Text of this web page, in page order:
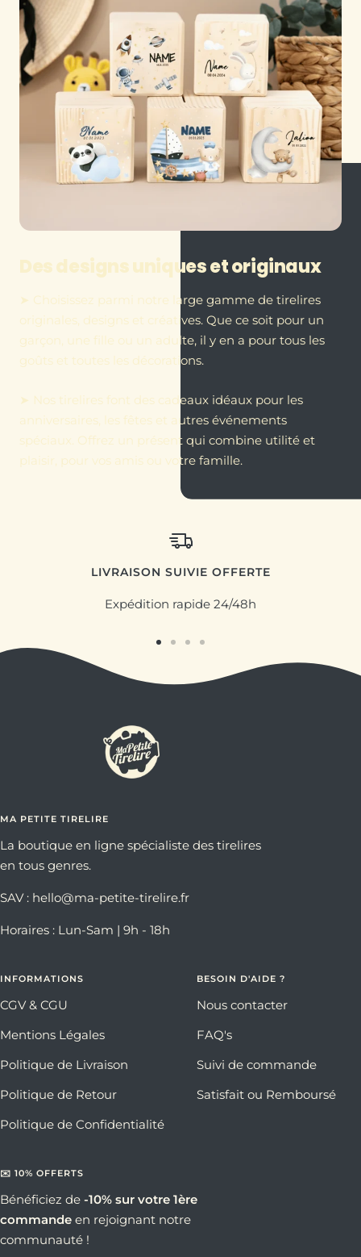
Des designs uniques et originaux
➤ Choisissez parmi notre large gamme de tirelires
originales, designs et créatives. Que ce soit pour un
garçon, une fille ou un adulte, il y en a pour tous les
goûts et toutes les décorations.
➤ Nos tirelires font des cadeaux idéaux pour les
anniversaires, les fêtes et autres événements
spéciaux. Offrez un présent qui combine utilité et
plaisir, pour vos amis ou votre famille.
LIVRAISON SUIVIE OFFERTE
Expédition rapide 24/48h
MA PETITE TIRELIRE
La boutique en ligne spécialiste des tirelires
en tous genres.
SAV : hello@ma-petite-tirelire.fr
Horaires : Lun-Sam | 9h - 18h
INFORMATIONS
CGV & CGU
Mentions Légales
Politique de Livraison
Politique de Retour
Politique de Confidentialité
BESOIN D'AIDE ?
Nous contacter
FAQ's
Suivi de commande
Satisfait ou Remboursé
✉️ 10% OFFERTS
Bénéficiez de -10% sur votre 1ère
commande en rejoignant notre
communauté !